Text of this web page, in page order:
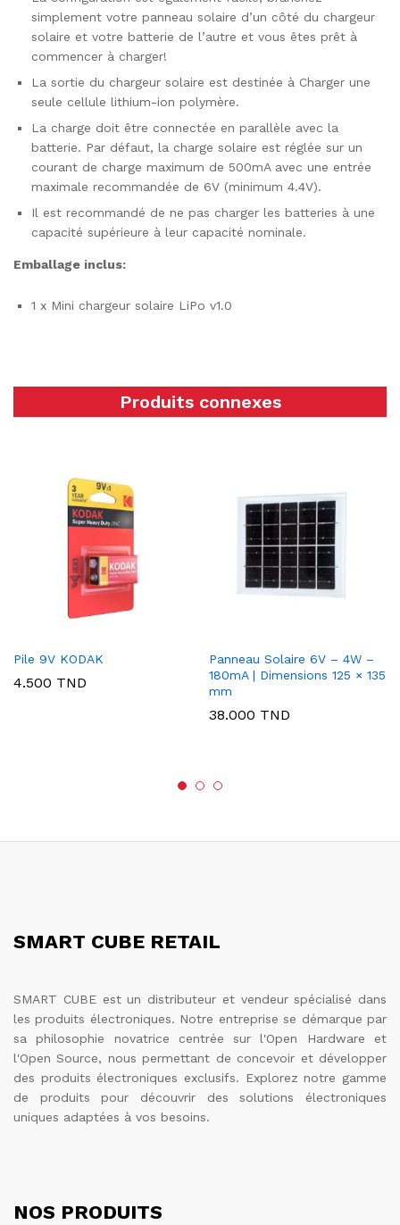
simplement votre panneau solaire d’un côté du chargeur
solaire et votre batterie de l’autre et vous êtes prêt à
commencer à charger!
La sortie du chargeur solaire est destinée à Charger une
seule cellule lithium-ion polymère.
La charge doit être connectée en parallèle avec la
batterie. Par défaut, la charge solaire est réglée sur un
courant de charge maximum de 500mA avec une entrée
maximale recommandée de 6V (minimum 4.4V).
Il est recommandé de ne pas charger les batteries à une
capacité supérieure à leur capacité nominale.
Emballage inclus:
1 x Mini chargeur solaire LiPo v1.0
Produits connexes
Pile 9V KODAK
4.500 TND
Panneau Solaire 6V – 4W –
180mA | Dimensions 125 × 135
mm
38.000 TND
SMART CUBE RETAIL
SMART CUBE est un distributeur et vendeur spécialisé dans
les produits électroniques. Notre entreprise se démarque par
sa philosophie novatrice centrée sur l'Open Hardware et
l'Open Source, nous permettant de concevoir et développer
des produits électroniques exclusifs. Explorez notre gamme
de produits pour découvrir des solutions électroniques
uniques adaptées à vos besoins.
NOS PRODUITS